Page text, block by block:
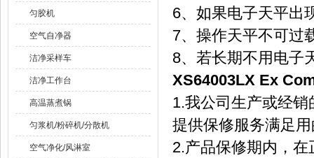
匀胶机
空气自净器
洁净采样车
洁净工作台
高温蒸煮锅
匀浆机/粉碎机/分散机
空气净化/风淋室
6、如果电子天平出
7、操作天平不可过
8、若长期不用电子
XS64003LX Ex
1.我公司生产或经
提供保修服务满足
2.产品保修期内，